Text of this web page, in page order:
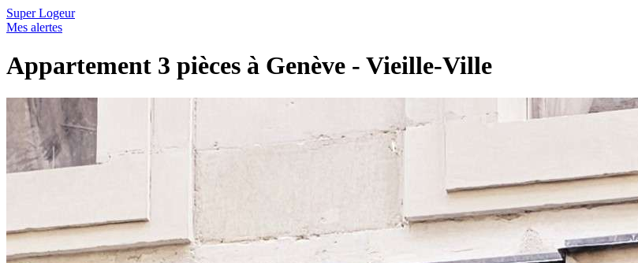
Super Logeur
Mes alertes
Appartement 3 pièces à Genève - Vieille-Ville